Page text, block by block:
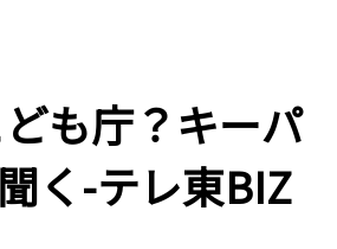
も庁？キーパ
く-テレ東BIZ